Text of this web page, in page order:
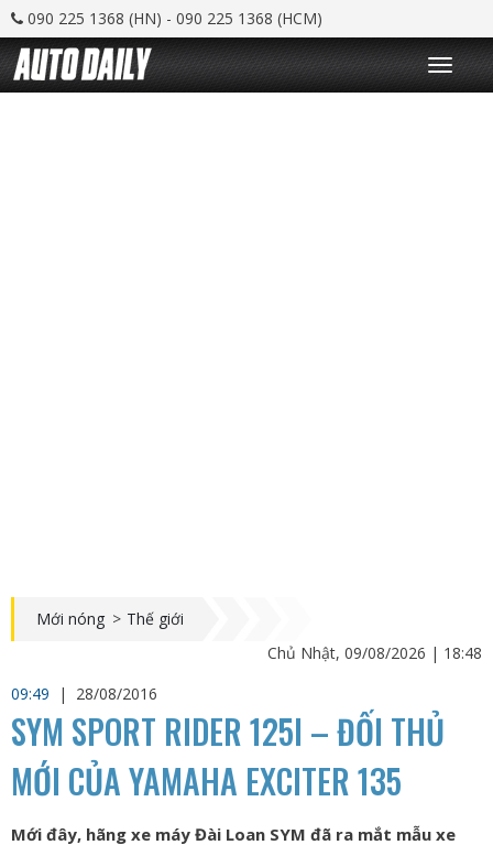
090 225 1368 (HN) - 090 225 1368 (HCM)
T
o
g
Mới nóng > Thế giới
Chủ Nhật, 09/08/2026 | 18:48
09:49
| 28/08/2016
SYM SPORT RIDER 125I – ĐỐI THỦ
MỚI CỦA YAMAHA EXCITER 135
Mới đây, hãng xe máy Đài Loan SYM đã ra mắt mẫu xe